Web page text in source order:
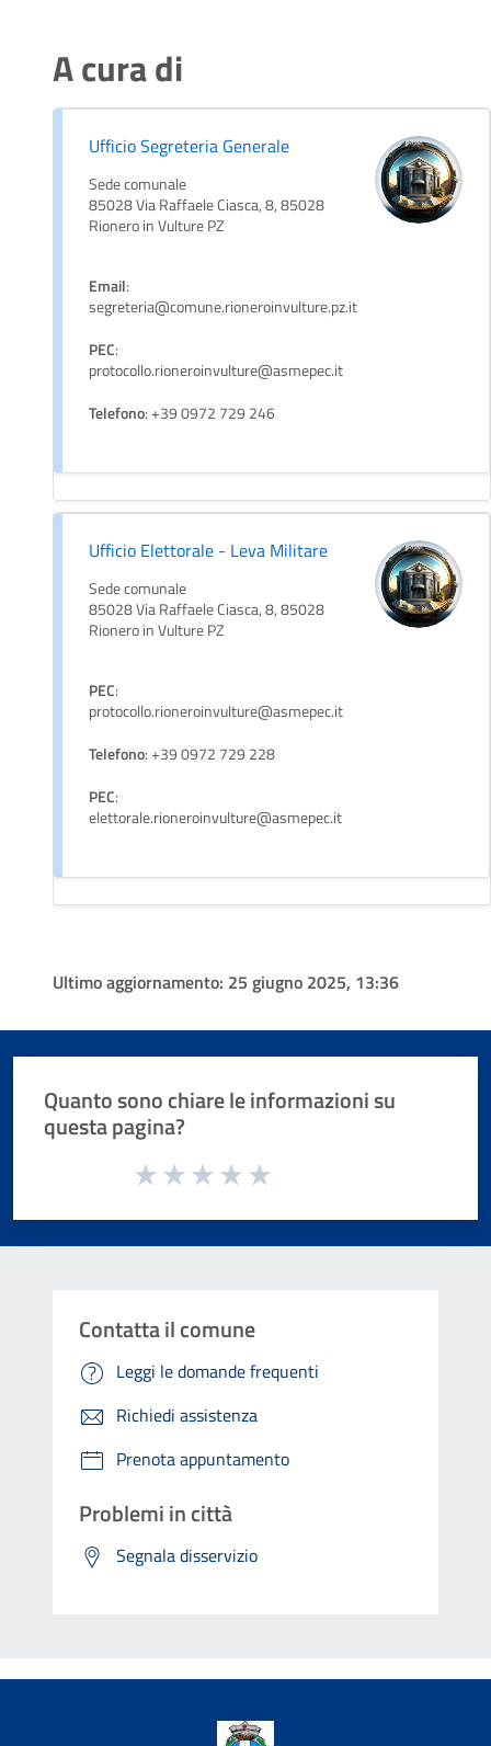
A cura di
Ufficio Segreteria Generale
Sede comunale
85028 Via Raffaele Ciasca, 8, 85028
Rionero in Vulture PZ
Email:
segreteria@comune.rioneroinvulture.pz.it
PEC:
protocollo.rioneroinvulture@asmepec.it
Telefono: +39 0972 729 246
Ufficio Elettorale - Leva Militare
Sede comunale
85028 Via Raffaele Ciasca, 8, 85028
Rionero in Vulture PZ
PEC:
protocollo.rioneroinvulture@asmepec.it
Telefono: +39 0972 729 228
PEC:
elettorale.rioneroinvulture@asmepec.it
Ultimo aggiornamento: 25 giugno 2025, 13:36
Quanto sono chiare le informazioni su
questa pagina?
Valuta da 1 a 5 stelle la pagina
Contatta il comune
Leggi le domande frequenti
Richiedi assistenza
Prenota appuntamento
Problemi in città
Segnala disservizio